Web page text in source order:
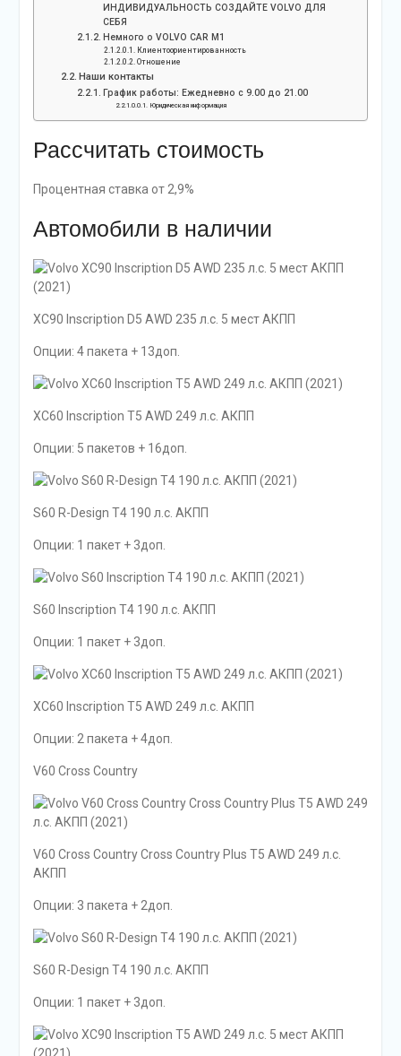
ИНДИВИДУАЛЬНОСТЬ СОЗДАЙТЕ VOLVO ДЛЯ
СЕБЯ
Немного о VOLVO CAR M1
Клиентоориентированность
Отношение
Наши контакты
График работы: Ежедневно с 9.00 до 21.00
Юридическая информация
Рассчитать стоимость
Процентная ставка от 2,9%
Автомобили в наличии
XC90 Inscription D5 AWD 235 л.с. 5 мест АКПП
Опции: 4 пакета + 13доп.
XC60 Inscription T5 AWD 249 л.с. АКПП
Опции: 5 пакетов + 16доп.
S60 R-Design T4 190 л.с. АКПП
Опции: 1 пакет + 3доп.
S60 Inscription T4 190 л.с. АКПП
Опции: 1 пакет + 3доп.
XC60 Inscription T5 AWD 249 л.с. АКПП
Опции: 2 пакета + 4доп.
V60 Cross Country
V60 Cross Country Cross Country Plus T5 AWD 249 л.с.
АКПП
Опции: 3 пакета + 2доп.
S60 R-Design T4 190 л.с. АКПП
Опции: 1 пакет + 3доп.